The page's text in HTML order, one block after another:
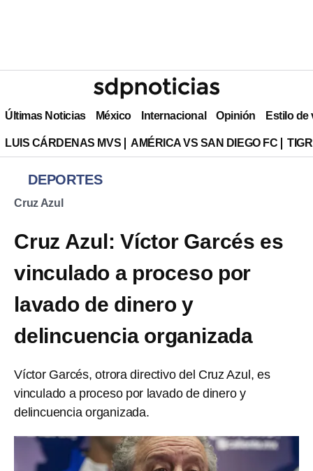
Últimas Noticias México Internacional Opinión Estilo de
LUIS CÁRDENAS MVS AMÉRICA VS SAN DIEGO FC
DEPORTES
Cruz Azul
Cruz Azul: Víctor Garcés es
vinculado a proceso por
lavado de dinero y
delincuencia organizada
Víctor Garcés, otrora directivo del Cruz Azul, es
vinculado a proceso por lavado de dinero y
delincuencia organizada.